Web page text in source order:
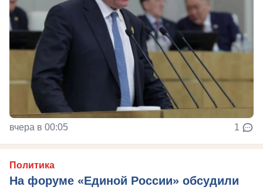
вчера в 00:05 1
Политика
На форуме «Единой России» обсудили